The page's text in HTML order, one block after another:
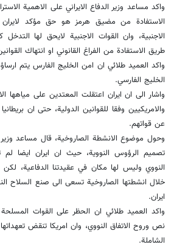
واكد مساعد وزير الدفاع الايراني على الاهمية
الاستفادة من مضيق هرمز هو حق مؤكد لايران
الاجنبية، وان القوات الاجنبية لايحق لها التدخل
طريق الاستفادة من الفراغ القانوني او انتهاك
واكد العميد طلائي ان امن الخليج الفارس يتم
الخليج الفارسي.
واشار الى ان ايران اعتقلت المعتدين على مياهها
والامريكيين وفقا للقوانين الدولية، حتى ان
عن قواتهم.
وحول موضوع الانشطة الصاروخية، قال مساعد وزير
تصميم الرؤوس النووية، حيث ان ايران ايضا لم
النووي وليس لها مكان في عقيدتنا الدفاعية،
خلال انشطتها الصاروخية تسعى الى صنع السلاح
ايران.
واكد العميد طلائي ان الحظر على القوات
نص وروح الاتفاق النووي، وان امريكا تنقض
الشاملة.